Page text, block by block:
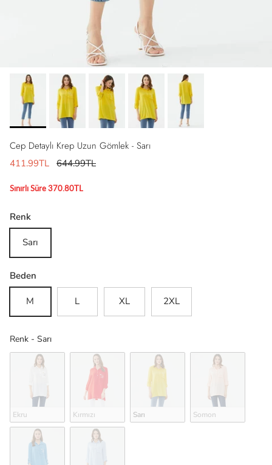
Cep Detaylı Krep Uzun Gömlek - Sarı
411.99TL 644.99TL
Sınırlı Süre 370.80TL
Renk
Sarı
Beden
M L XL 2XL
Renk - SarıRenk
Ekru Kırmızı Sarı Somon